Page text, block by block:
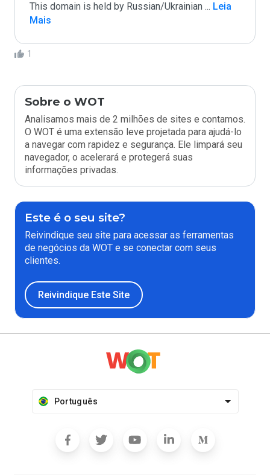
This domain is held by Russian/Ukrainian ... Leia
Mais
1
Sobre o WOT
Analisamos mais de 2 milhões de sites e contamos.
O WOT é uma extensão leve projetada para ajudá-lo
a navegar com rapidez e segurança. Ele limpará seu
navegador, o acelerará e protegerá suas
informações privadas.
Este é o seu site?
Reivindique seu site para acessar as ferramentas
de negócios da WOT e se conectar com seus
clientes.
Reivindique Este Site
Português